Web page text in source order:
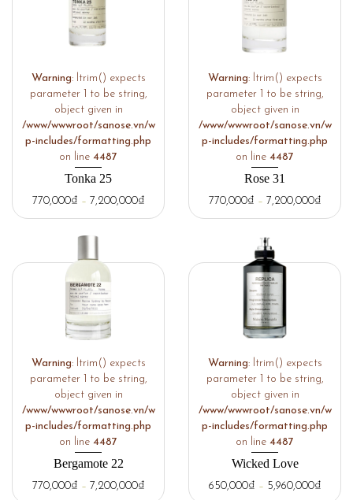
Warning: ltrim() expects
parameter 1 to be string,
object given in
/www/wwwroot/sanose.vn/w
p-includes/formatting.php
on line 4487
Tonka 25
770,000₫ – 7,200,000₫
Warning: ltrim() expects
parameter 1 to be string,
object given in
/www/wwwroot/sanose.vn/w
p-includes/formatting.php
on line 4487
Rose 31
770,000₫ – 7,200,000₫
Warning: ltrim() expects
parameter 1 to be string,
object given in
/www/wwwroot/sanose.vn/w
p-includes/formatting.php
on line 4487
Bergamote 22
770,000₫ – 7,200,000₫
Warning: ltrim() expects
parameter 1 to be string,
object given in
/www/wwwroot/sanose.vn/w
p-includes/formatting.php
on line 4487
Wicked Love
650,000₫ – 5,960,000₫